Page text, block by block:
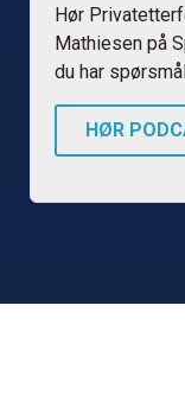
Hør
Mathiesen på
du har
HØR